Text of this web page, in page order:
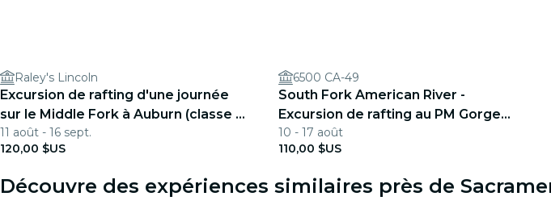
Raley's Lincoln
Excursion de rafting d'une journée
sur le Middle Fork à Auburn (classe 3-
4)
11 août - 16 sept.
120,00 $US
6500 CA-49
South Fork American River -
Excursion de rafting au PM Gorge
(classe 2-3+)
10 - 17 août
110,00 $US
Découvre des expériences similaires près de